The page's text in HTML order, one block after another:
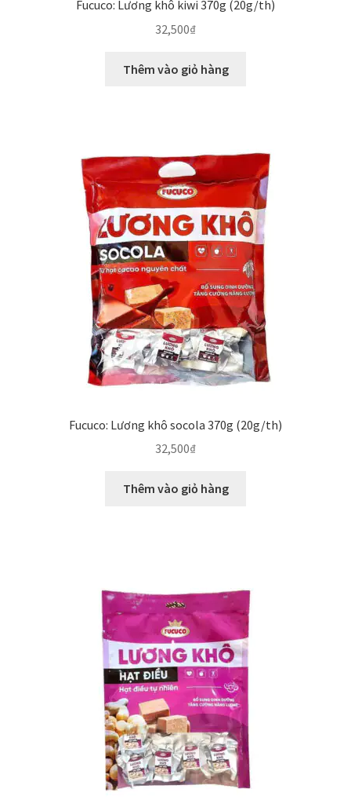
Fucuco: Lương khô kiwi 370g (20g/th)
32,500₫
Thêm vào giỏ hàng
Fucuco: Lương khô socola 370g (20g/th)
32,500₫
Thêm vào giỏ hàng